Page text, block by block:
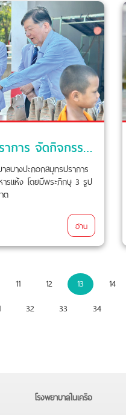
รพ.บางปะกอกสมุทรปราการ จัดกิจกรรมทำบุญตักบาตรอาหารแห้ง
ลบางปะกอกสมุทรปราการ
รแห้ง โดยมีพระภิกษุ 3 รูป
ต
อ่าน
11 12 13 14
32 33 34
โรงพยาบาลในเครือ